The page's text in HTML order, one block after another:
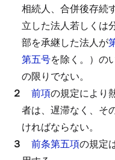
相続人、合併後存続
立した法人若しくは
部を承継した法人が
第五号を除く。）の
の限りでない。
２ 前項の規定により
者は、遅滞なく、そ
ければならない。
３ 前条第五項の規定は